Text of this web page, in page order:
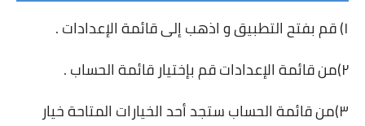
١) قم بفتح التطبيق و اذهب إلى قائمة الإعدادات .
٢)من قائمة الإعدادات قم بإختيار قائمة الحساب .
٣)من قائمة الحساب ستجد أحد الخيارات المتاحة خيار